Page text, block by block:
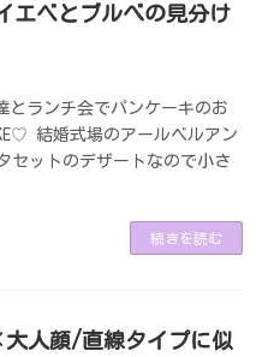
エベとブルべの見分け
ランチ会でパンケーキのお
結婚式場のアールベルアン
セットのデザートなので小さ
続きを読む
大人顔/直線タイプに似